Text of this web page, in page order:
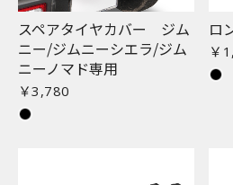
スペアタイヤカバー ジム
ニー/ジムニーシエラ/ジム
ニーノマド専用
￥3,780
ロ
￥